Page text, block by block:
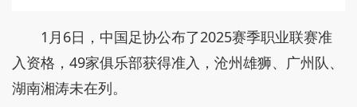
1月6日，中国足协公布了2025赛季职业联赛准
入资格，49家俱乐部获得准入，沧州雄狮、广州队、
湖南湘涛未在列。